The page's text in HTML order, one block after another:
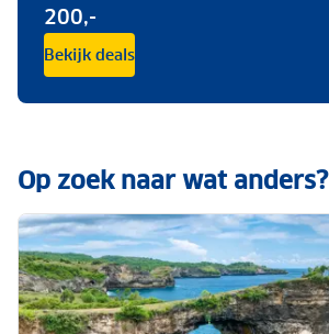
200,-
Bekijk deals
Op zoek naar wat anders?